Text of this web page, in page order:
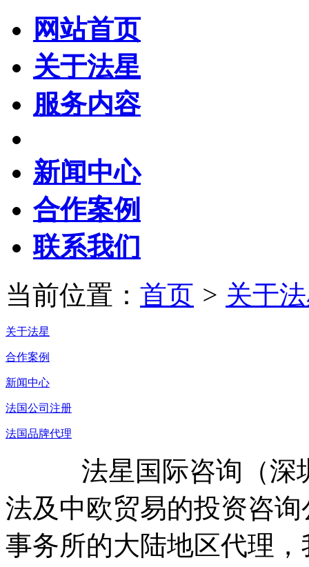
网站首页
关于法星
服务内容
新闻中心
合作案例
联系我们
当前位置： 首页 > 关于
关于法星
合作案例
新闻中心
法国公司注册
法国品牌代理
法星国际咨询（深圳
法及中欧贸易的投资咨
事务所的大陆地区代理